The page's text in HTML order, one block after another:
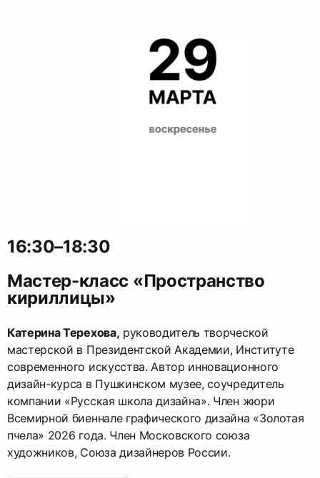
16:30–18:30
Мастер-класс «Пространство
кириллицы»
Катерина Терехова, руководитель творческой
мастерской в Президентской Академии, Институте
современного искусства. Автор инновационного
дизайн-курса в Пушкинском музее, соучредитель
компании «Русская школа дизайна». Член жюри
Всемирной биеннале графического дизайна «Золотая
пчела» 2026 года. Член Московского союза
художников, Союза дизайнеров России.